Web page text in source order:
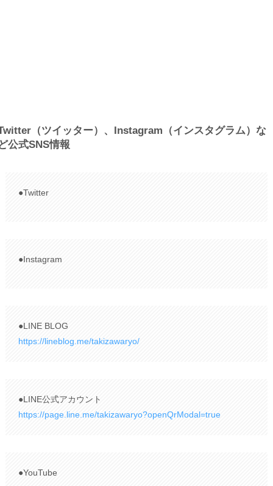
（ツイッター）、Instagram（インスタグラム）な
公式SNS情報
●Twitter
●Instagram
●LINE BLOG
https://lineblog.me/takizawaryo/
●LINE公式アカウント
https://page.line.me/takizawaryo?openQrModal=true
●YouTube